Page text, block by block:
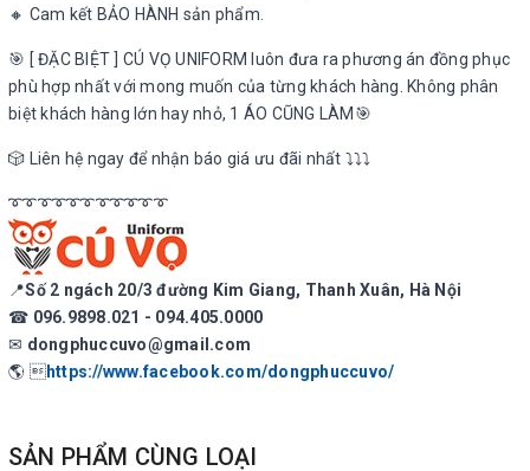
🔸 Cam kết BẢO HÀNH sản phẩm.
🎯 [ ĐẶC BIỆT ] CÚ VỌ UNIFORM luôn đưa ra phương án đồng phục
phù hợp nhất với mong muốn của từng khách hàng. Không phân
biệt khách hàng lớn hay nhỏ, 1 ÁO CŨNG LÀM🎯
🎲 Liên hệ ngay để nhận báo giá ưu đãi nhất ⤵️⤵️⤵️
➰➰➰➰➰➰➰➰➰➰➰
📍Số 2 ngách 20/3 đường Kim Giang, Thanh Xuân, Hà Nội
☎ 096.9898.021 - 094.405.0000
✉ dongphuccuvo@gmail.com
🌎 https://www.facebook.com/dongphuccuvo/
SẢN PHẨM CÙNG LOẠI